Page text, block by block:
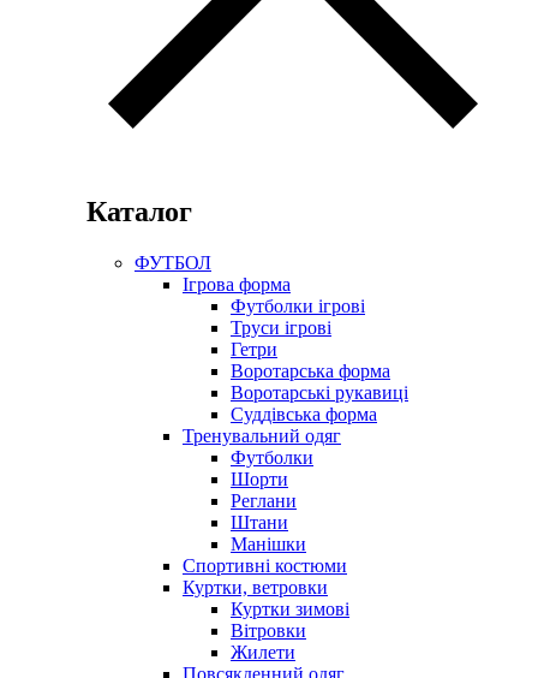
Каталог
ФУТБОЛ
Ігрова форма
Футболки ігрові
Труси ігрові
Гетри
Воротарська форма
Воротарські рукавиці
Суддівська форма
Тренувальний одяг
Футболки
Шорти
Реглани
Штани
Манішки
Спортивні костюми
Куртки, ветровки
Куртки зимові
Вітровки
Жилети